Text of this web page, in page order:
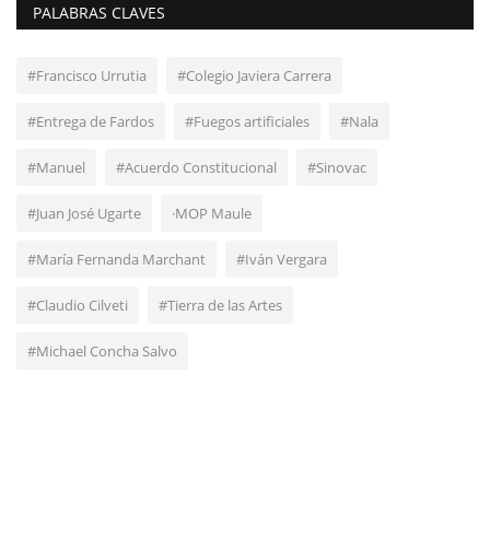
PALABRAS CLAVES
#Francisco Urrutia #Colegio Javiera Carrera
#Entrega de Fardos #Fuegos artificiales #Nala
#Manuel #Acuerdo Constitucional #Sinovac
#Juan José Ugarte ·MOP Maule
#María Fernanda Marchant #Iván Vergara
#Claudio Cilveti #Tierra de las Artes
#Michael Concha Salvo